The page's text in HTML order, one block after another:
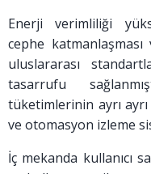
Enerji verimliliği
cephe
uluslararası
tasarrufu
tüketimlerinin ayrı
ve otomasyon izleme
İç mekanda kullanıcı